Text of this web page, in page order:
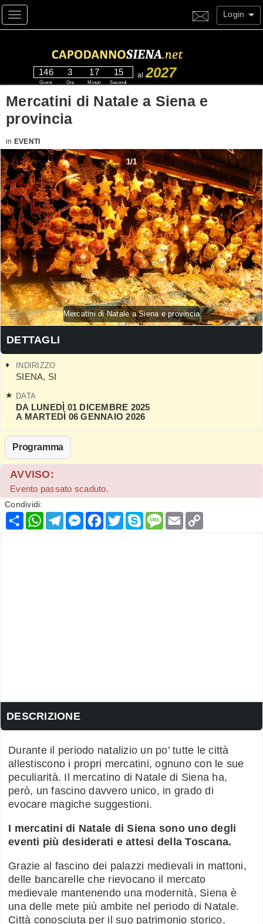
Toggle navigation Login
146
Giorni
3
Ore
17
Minuti
14
Secondi
al 2027
Mercatini di Natale a Siena e
provincia
in EVENTI
1/1
Mercatini di Natale a Siena e provincia
DETTAGLI
INDIRIZZO
SIENA, SI
DATA
DA LUNEDÌ 01 DICEMBRE 2025
A MARTEDÌ 06 GENNAIO 2026
Programma
AVVISO:
Evento passato scaduto.
Condividi:
Condividi
WhatsApp
Telegram
Messenger
Facebook
TwitterSkypeMessage
Email
DESCRIZIONE
Durante il periodo natalizio un po’ tutte le città
allestiscono i propri mercatini, ognuno con le sue
peculiarità. Il mercatino di Natale di Siena ha,
però, un fascino davvero unico, in grado di
evocare magiche suggestioni.
I mercatini di Natale di Siena sono uno degli
eventi più desiderati e attesi della Toscana.
Grazie al fascino dei palazzi medievali in mattoni,
delle bancarelle che rievocano il mercato
medievale mantenendo una modernità, Siena è
una delle mete più ambite nel periodo di Natale.
Città conosciuta per il suo patrimonio storico,